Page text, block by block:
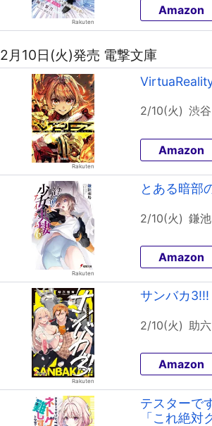
Amazon
2月10日(火)発売 電撃文庫
2/10(火) 渋
Amazon
とある暗部
2/10(火) 鎌
Amazon
サンバカ3!!!
2/10(火) 助
Amazon
テスターで
「これ絶対